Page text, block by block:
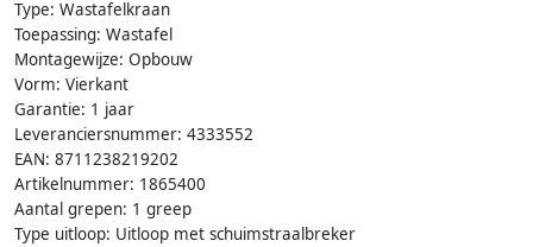
Type: Wastafelkraan
Toepassing: Wastafel
Montagewijze: Opbouw
Vorm: Vierkant
Garantie: 1 jaar
Leveranciersnummer: 4333552
EAN: 8711238219202
Artikelnummer: 1865400
Aantal grepen: 1 greep
Type uitloop: Uitloop met schuimstraalbreker